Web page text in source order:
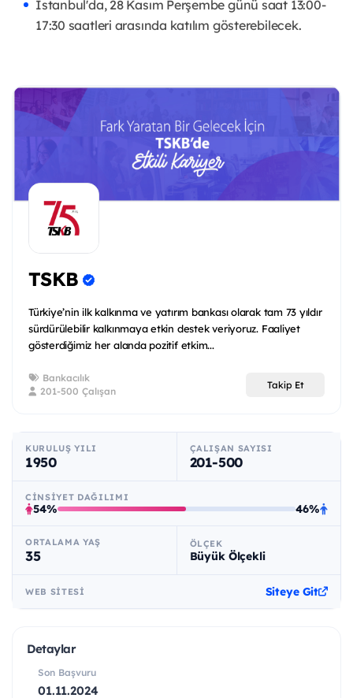
İstanbul'da, 28 Kasım Perşembe günü saat 13:00-
17:30 saatleri arasında katılım gösterebilecek.
TSKB
Türkiye’nin ilk kalkınma ve yatırım bankası olarak tam 73 yıldır
sürdürülebilir kalkınmaya etkin destek veriyoruz. Faaliyet
gösterdiğimiz her alanda pozitif etkim...
Bankacılık
201-500 Çalışan
Takip Et
KURULUŞ YILI
1950
ÇALIŞAN SAYISI
201-500
CINSIYET DAĞILIMI
54% 46%
ORTALAMA YAŞ
35
ÖLÇEK
Büyük Ölçekli
WEB SITESI Siteye Git
Detaylar
Son Başvuru
01.11.2024